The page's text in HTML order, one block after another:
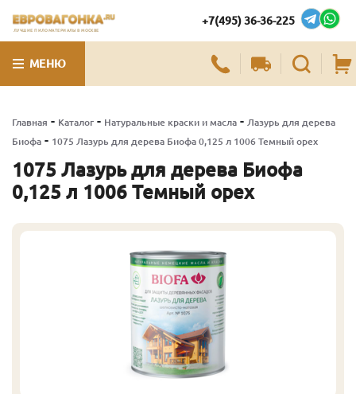
ЛУЧШИЕ ПИЛОМАТЕРИАЛЫ В МОСКВЕ
+7(495) 36-36-225
МЕНЮ
Главная - Каталог - Натуральные краски и масла - Лазурь для дерева
Биофа - 1075 Лазурь для дерева Биофа 0,125 л 1006 Темный орех
1075 Лазурь для дерева Биофа
0,125 л 1006 Темный орех